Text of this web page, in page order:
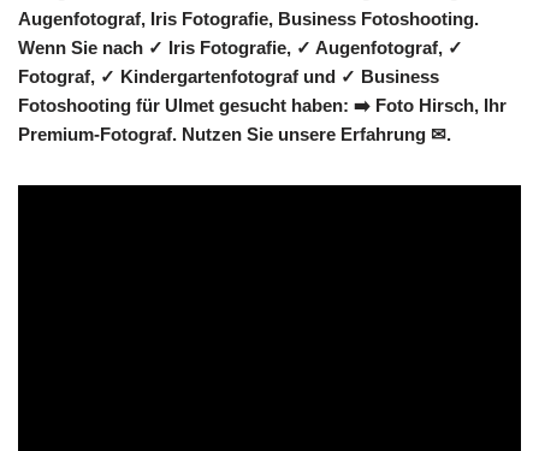
Augenfotograf, Iris Fotografie, Business Fotoshooting.
Wenn Sie nach ✓ Iris Fotografie, ✓ Augenfotograf, ✓
Fotograf, ✓ Kindergartenfotograf und ✓ Business
Fotoshooting für Ulmet gesucht haben: ➡️ Foto Hirsch, Ihr
Premium-Fotograf. Nutzen Sie unsere Erfahrung ✉.